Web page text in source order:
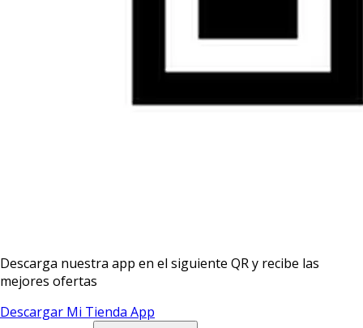
Descarga nuestra app en el siguiente QR y recibe las
mejores ofertas
Descargar Mi Tienda App